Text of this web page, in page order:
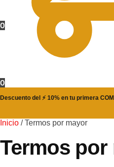
0
0
Descuento del ⚡ 10% en tu primera
Inicio /Termos por mayor
Termos por